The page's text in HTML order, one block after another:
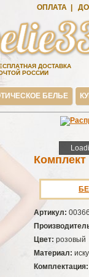
ОПЛАТА
ДОСТАВКА
РОССИИ
БЕЛЬЕ
Артикул:
Цвет: розовый
Материал:
Комплектация: